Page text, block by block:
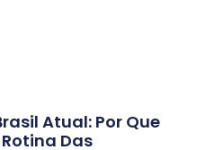
Atual: Por Que
Das